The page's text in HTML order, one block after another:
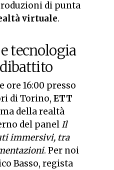
di punta
virtuale.
tecnologia
ore 16:00 presso
di Torino, ETT
della realtà
del panelIl
immersivi, tra
. Per noi
Basso, regista